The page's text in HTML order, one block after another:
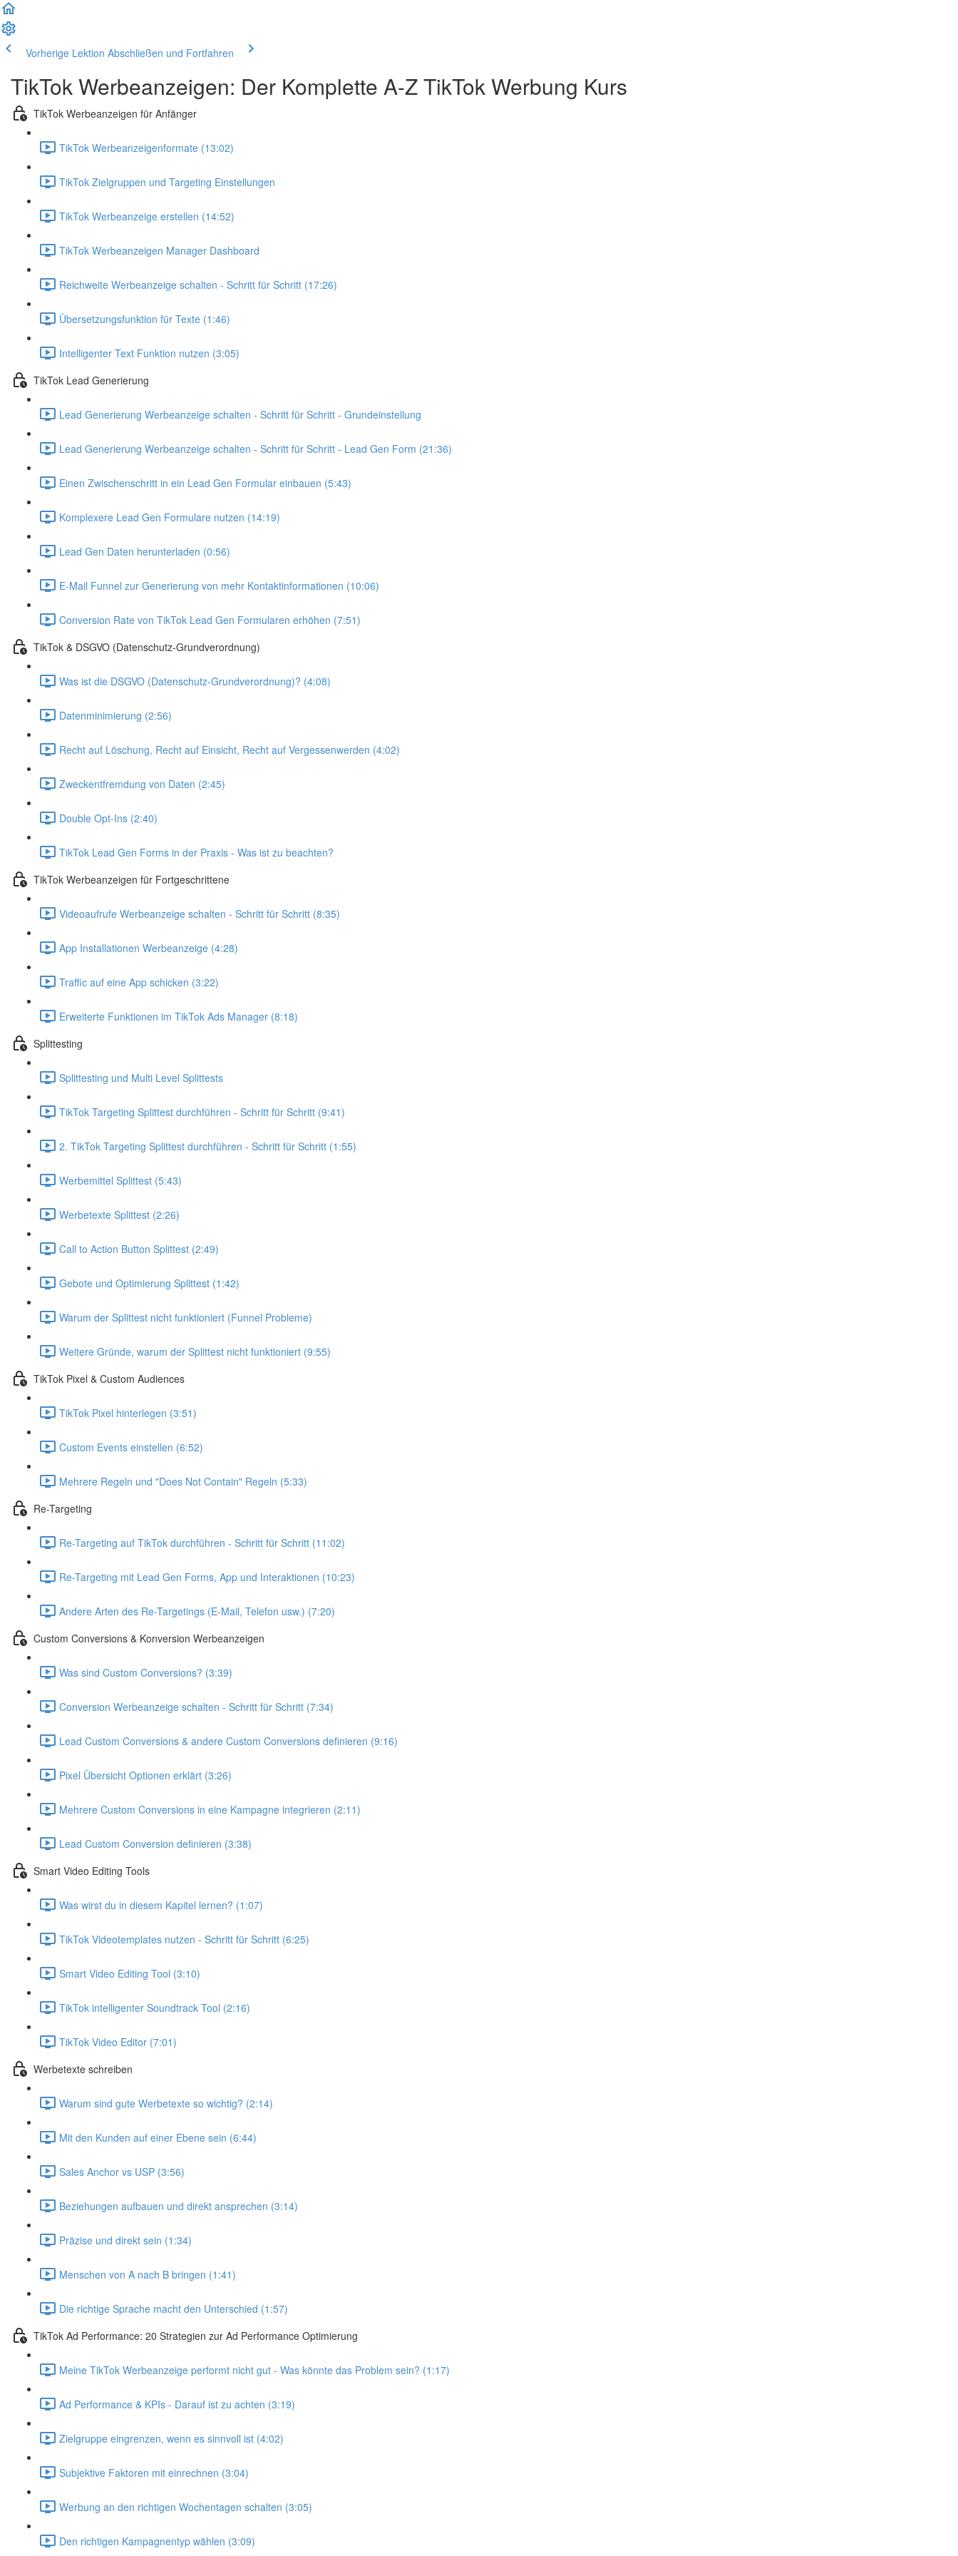
Vorherige Lektion Abschließen und Fortfahren
TikTok Werbeanzeigen: Der Komplette A-Z TikTok Werbung Kurs
TikTok Werbeanzeigen für Anfänger
TikTok Werbeanzeigenformate (13:02)
TikTok Zielgruppen und Targeting Einstellungen
TikTok Werbeanzeige erstellen (14:52)
TikTok Werbeanzeigen Manager Dashboard
Reichweite Werbeanzeige schalten - Schritt für Schritt (17:26)
Übersetzungsfunktion für Texte (1:46)
Intelligenter Text Funktion nutzen (3:05)
TikTok Lead Generierung
Lead Generierung Werbeanzeige schalten - Schritt für Schritt - Grundeinstellung
Lead Generierung Werbeanzeige schalten - Schritt für Schritt - Lead Gen Form (21:36)
Einen Zwischenschritt in ein Lead Gen Formular einbauen (5:43)
Komplexere Lead Gen Formulare nutzen (14:19)
Lead Gen Daten herunterladen (0:56)
E-Mail Funnel zur Generierung von mehr Kontaktinformationen (10:06)
Conversion Rate von TikTok Lead Gen Formularen erhöhen (7:51)
TikTok & DSGVO (Datenschutz-Grundverordnung)
Was ist die DSGVO (Datenschutz-Grundverordnung)? (4:08)
Datenminimierung (2:56)
Recht auf Löschung, Recht auf Einsicht, Recht auf Vergessenwerden (4:02)
Zweckentfremdung von Daten (2:45)
Double Opt-Ins (2:40)
TikTok Lead Gen Forms in der Praxis - Was ist zu beachten?
TikTok Werbeanzeigen für Fortgeschrittene
Videoaufrufe Werbeanzeige schalten - Schritt für Schritt (8:35)
App Installationen Werbeanzeige (4:28)
Traffic auf eine App schicken (3:22)
Erweiterte Funktionen im TikTok Ads Manager (8:18)
Splittesting
Splittesting und Multi Level Splittests
TikTok Targeting Splittest durchführen - Schritt für Schritt (9:41)
2. TikTok Targeting Splittest durchführen - Schritt für Schritt (1:55)
Werbemittel Splittest (5:43)
Werbetexte Splittest (2:26)
Call to Action Button Splittest (2:49)
Gebote und Optimierung Splittest (1:42)
Warum der Splittest nicht funktioniert (Funnel Probleme)
Weitere Gründe, warum der Splittest nicht funktioniert (9:55)
TikTok Pixel & Custom Audiences
TikTok Pixel hinterlegen (3:51)
Custom Events einstellen (6:52)
Mehrere Regeln und "Does Not Contain" Regeln (5:33)
Re-Targeting
Re-Targeting auf TikTok durchführen - Schritt für Schritt (11:02)
Re-Targeting mit Lead Gen Forms, App und Interaktionen (10:23)
Andere Arten des Re-Targetings (E-Mail, Telefon usw.) (7:20)
Custom Conversions & Konversion Werbeanzeigen
Was sind Custom Conversions? (3:39)
Conversion Werbeanzeige schalten - Schritt für Schritt (7:34)
Lead Custom Conversions & andere Custom Conversions definieren (9:16)
Pixel Übersicht Optionen erklärt (3:26)
Mehrere Custom Conversions in eine Kampagne integrieren (2:11)
Lead Custom Conversion definieren (3:38)
Smart Video Editing Tools
Was wirst du in diesem Kapitel lernen? (1:07)
TikTok Videotemplates nutzen - Schritt für Schritt (6:25)
Smart Video Editing Tool (3:10)
TikTok intelligenter Soundtrack Tool (2:16)
TikTok Video Editor (7:01)
Werbetexte schreiben
Warum sind gute Werbetexte so wichtig? (2:14)
Mit den Kunden auf einer Ebene sein (6:44)
Sales Anchor vs USP (3:56)
Beziehungen aufbauen und direkt ansprechen (3:14)
Präzise und direkt sein (1:34)
Menschen von A nach B bringen (1:41)
Die richtige Sprache macht den Unterschied (1:57)
TikTok Ad Performance: 20 Strategien zur Ad Performance Optimierung
Meine TikTok Werbeanzeige performt nicht gut - Was könnte das Problem sein? (1:17)
Ad Performance & KPIs - Darauf ist zu achten (3:19)
Zielgruppe eingrenzen, wenn es sinnvoll ist (4:02)
Subjektive Faktoren mit einrechnen (3:04)
Werbung an den richtigen Wochentagen schalten (3:05)
Den richtigen Kampagnentyp wählen (3:09)